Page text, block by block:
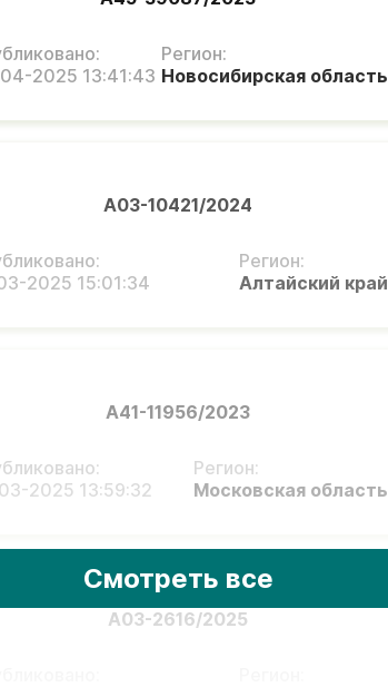
2025 13:41:43
Регион:
Новосибирская область
А03-10421/2024
2025 15:01:34
Регион:
Алтайский край
А41-11956/2023
2025 13:59:32
Регион:
Московская область
А03-2616/2025
Смотреть все